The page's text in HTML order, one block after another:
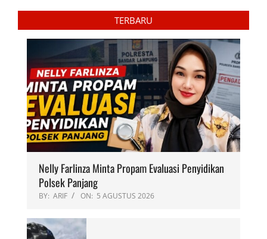
TERBARU
Nelly Farlinza Minta Propam Evaluasi Penyidikan
Polsek Panjang
BY: ARIF ON: 5 AGUSTUS 2026